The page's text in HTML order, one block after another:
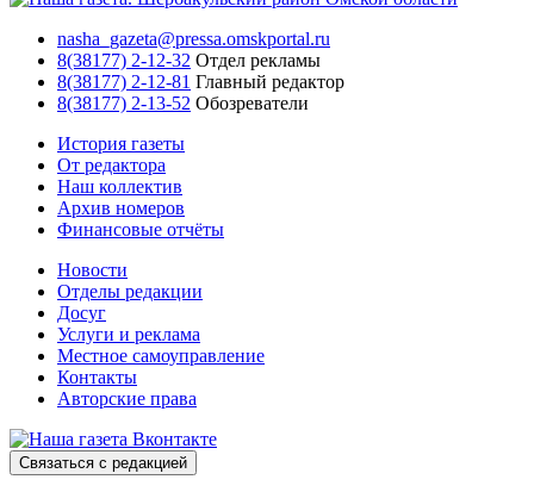
nasha_gazeta@pressa.omskportal.ru
8(38177) 2-12-32 Отдел рекламы
8(38177) 2-12-81 Главный редактор
8(38177) 2-13-52 Обозреватели
История газеты
От редактора
Наш коллектив
Архив номеров
Финансовые отчёты
Новости
Отделы редакции
Досуг
Услуги и реклама
Местное самоуправление
Контакты
Авторские права
Связаться с редакцией